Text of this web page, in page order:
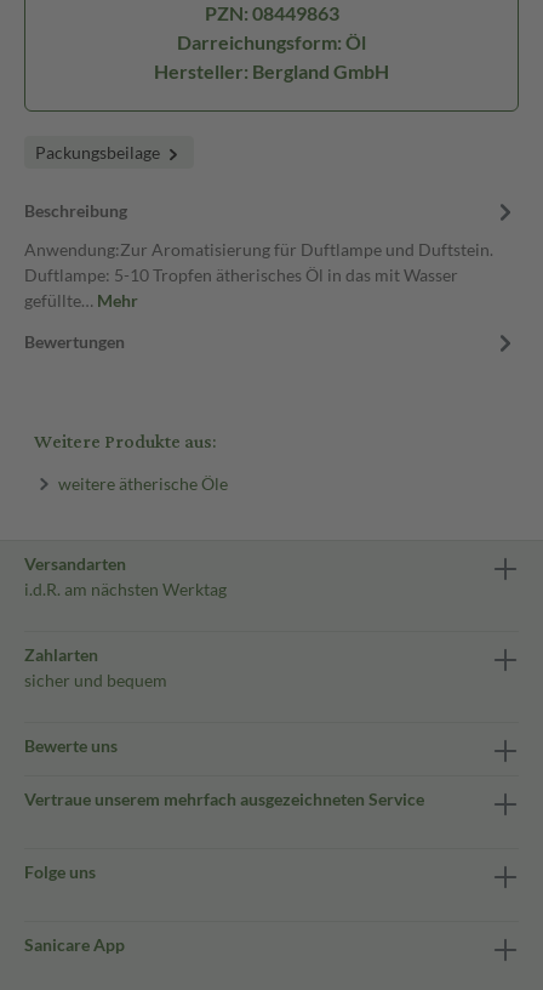
PZN: 08449863
Darreichungsform: Öl
Hersteller: Bergland GmbH
Packungsbeilage
Beschreibung
Anwendung:Zur Aromatisierung für Duftlampe und Duftstein.
Duftlampe: 5-10 Tropfen ätherisches Öl in das mit Wasser
gefüllte… Mehr
Bewertungen
Weitere Produkte aus:
weitere ätherische Öle
Versandarten
i.d.R. am nächsten Werktag
Zahlarten
sicher und bequem
Bewerte uns
Vertraue unserem mehrfach ausgezeichneten Service
Folge uns
Sanicare App